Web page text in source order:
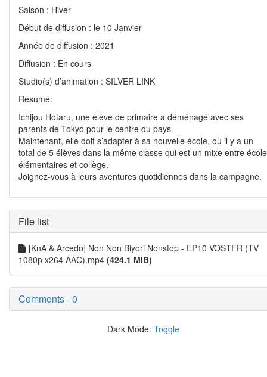
Saison : Hiver
Début de diffusion : le 10 Janvier
Année de diffusion : 2021
Diffusion : En cours
Studio(s) d’animation : SILVER LINK
Résumé:
Ichijou Hotaru, une élève de primaire a déménagé avec ses
parents de Tokyo pour le centre du pays.
Maintenant, elle doit s’adapter à sa nouvelle école, où il y a un
total de 5 élèves dans la même classe qui est un mixe entre école
élémentaires et collège.
Joignez-vous à leurs aventures quotidiennes dans la campagne.
File list
[KnA & Arcedo] Non Non Biyori Nonstop - EP10 VOSTFR (TV
1080p x264 AAC).mp4 (424.1 MiB)
Comments - 0
Dark Mode: Toggle